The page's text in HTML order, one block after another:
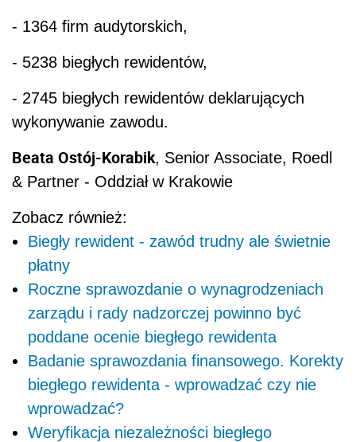
- 1364 firm audytorskich,
- 5238 biegłych rewidentów,
- 2745 biegłych rewidentów deklarujących
wykonywanie zawodu.
Beata Ostój-Korabik, Senior Associate, Roedl
& Partner - Oddział w Krakowie
Zobacz również:
Biegły rewident - zawód trudny ale świetnie
płatny
Roczne sprawozdanie o wynagrodzeniach
zarządu i rady nadzorczej powinno być
poddane ocenie biegłego rewidenta
Badanie sprawozdania finansowego. Korekty
biegłego rewidenta - wprowadzać czy nie
wprowadzać?
Weryfikacja niezależności biegłego